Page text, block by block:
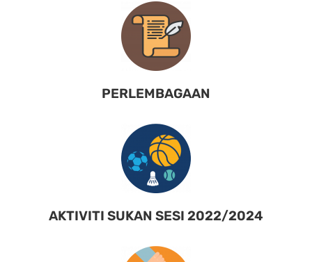
PERLEMBAGAAN
AKTIVITI SUKAN SESI 2022/2024